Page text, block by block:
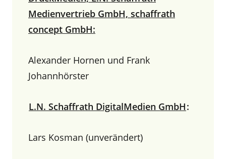
Medienvertrieb GmbH, schaffrath
concept GmbH:
Alexander Hornen und Frank
Johannhörster
L.N. Schaffrath DigitalMedien GmbH:
Lars Kosman (unverändert)